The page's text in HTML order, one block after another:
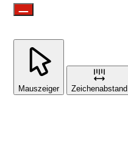
Mauszeiger Zeichenabstand